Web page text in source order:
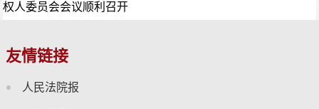
权人委员会会议顺利召开
友情链接
人民法院报